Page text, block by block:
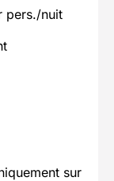
pers./nuit
sur